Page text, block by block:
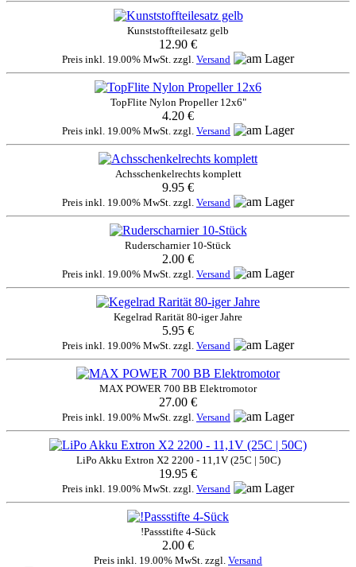
Kunststoffteilesatz gelb
12.90 €
Preis inkl. 19.00% MwSt. zzgl. Versand
TopFlite Nylon Propeller 12x6"
4.20 €
Preis inkl. 19.00% MwSt. zzgl. Versand
Achsschenkelrechts komplett
9.95 €
Preis inkl. 19.00% MwSt. zzgl. Versand
Ruderscharnier 10-Stück
2.00 €
Preis inkl. 19.00% MwSt. zzgl. Versand
Kegelrad Rarität 80-iger Jahre
5.95 €
Preis inkl. 19.00% MwSt. zzgl. Versand
MAX POWER 700 BB Elektromotor
27.00 €
Preis inkl. 19.00% MwSt. zzgl. Versand
LiPo Akku Extron X2 2200 - 11,1V (25C | 50C)
19.95 €
Preis inkl. 19.00% MwSt. zzgl. Versand
!Passstifte 4-Sück
2.00 €
Preis inkl. 19.00% MwSt. zzgl. Versand